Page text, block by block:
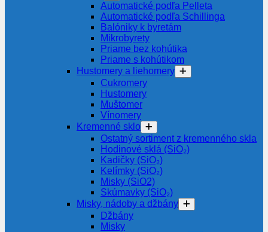
Automatické podľa Pelleta
Automatické podľa Schillinga
Balóniky k byretám
Mikrobyrety
Priame bez kohútika
Priame s kohútikom
Hustomery a liehomery
Cukromery
Hustomery
Muštomer
Vínomery
Kremenné sklo
Ostatný sortiment z kremenného skla
Hodinové sklá (SiO₂)
Kadičky (SiO₂)
Kelímky (SiO₂)
Misky (SiO2)
Skúmavky (SiO₂)
Misky, nádoby a džbány
Džbány
Misky